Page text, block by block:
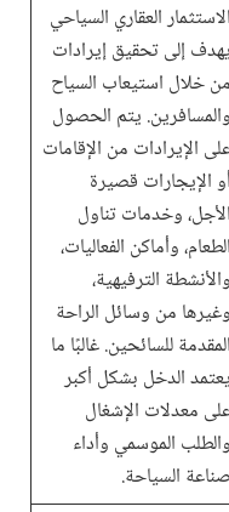
الاستثمار العقاري السياحي
يهدف إلى تحقيق إيرادات
من خلال استيعاب السياح
والمسافرين. يتم الحصول
الإيرادات من الإقامات
أو الإيجارات قصيرة
الأجل، وخدمات تناول
الطعام، وأماكن الفعاليات،
والأنشطة الترفيهية،
وغيرها من وسائل الراحة
المقدمة للسائحين. غالبًا ما
يعتمد الدخل بشكل أكبر
معدلات الإشغال
والطلب الموسمي وأداء
صناعة السياحة.